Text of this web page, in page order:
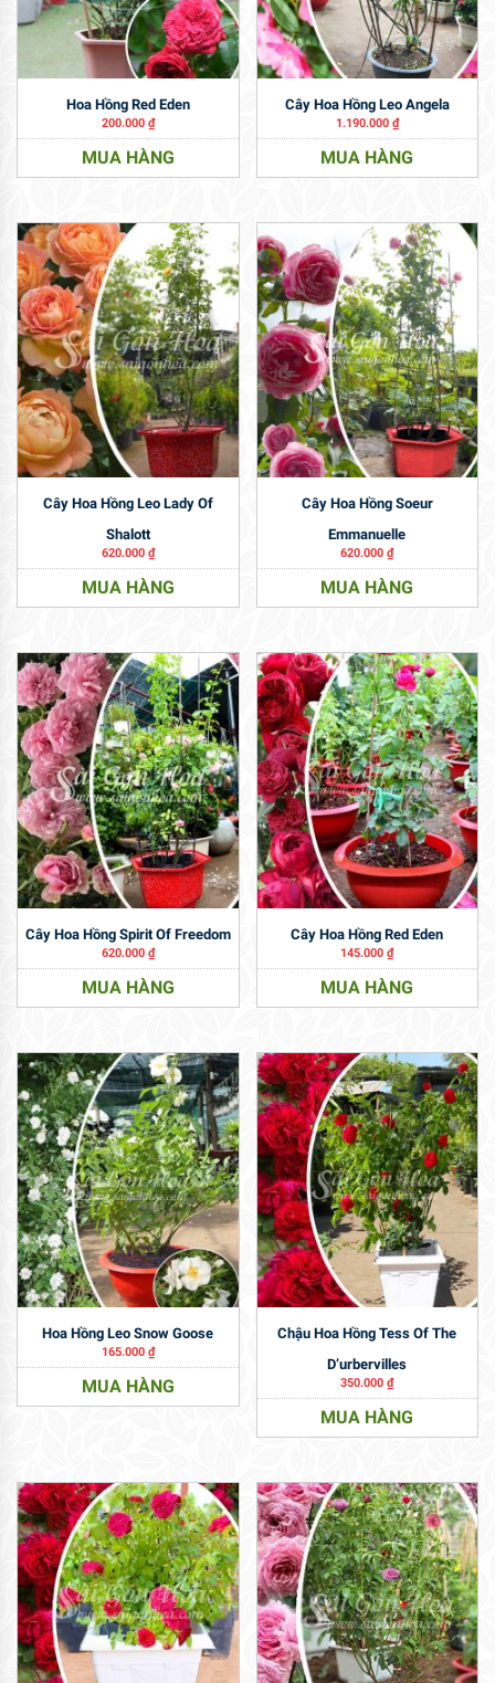
Hoa Hồng Red Eden
200.000 ₫
MUA HÀNG
Cây Hoa Hồng Leo Angela
1.190.000 ₫
MUA HÀNG
Cây Hoa Hồng Leo Lady Of
Shalott
620.000 ₫
MUA HÀNG
Cây Hoa Hồng Soeur
Emmanuelle
620.000₫
MUA HÀNG
Cây Hoa Hồng Spirit Of Freedom
620.000 ₫
MUA HÀNG
Cây Hoa Hồng Red Eden
145.000₫
MUA HÀNG
Hoa Hồng Leo Snow Goose
165.000 ₫
MUA HÀNG
Chậu Hoa Hồng Tess Of The
D’urbervilles
350.000₫
MUA HÀNG